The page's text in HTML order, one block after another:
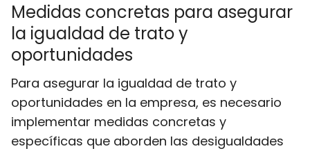
Medidas concretas para asegurar
la igualdad de trato y
oportunidades
Para asegurar la igualdad de trato y
oportunidades en la empresa, es necesario
implementar medidas concretas y
específicas que aborden las desigualdades